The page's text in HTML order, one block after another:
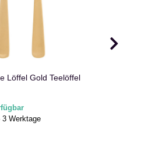
Löffel Gold Teelöffel
3 Werktage